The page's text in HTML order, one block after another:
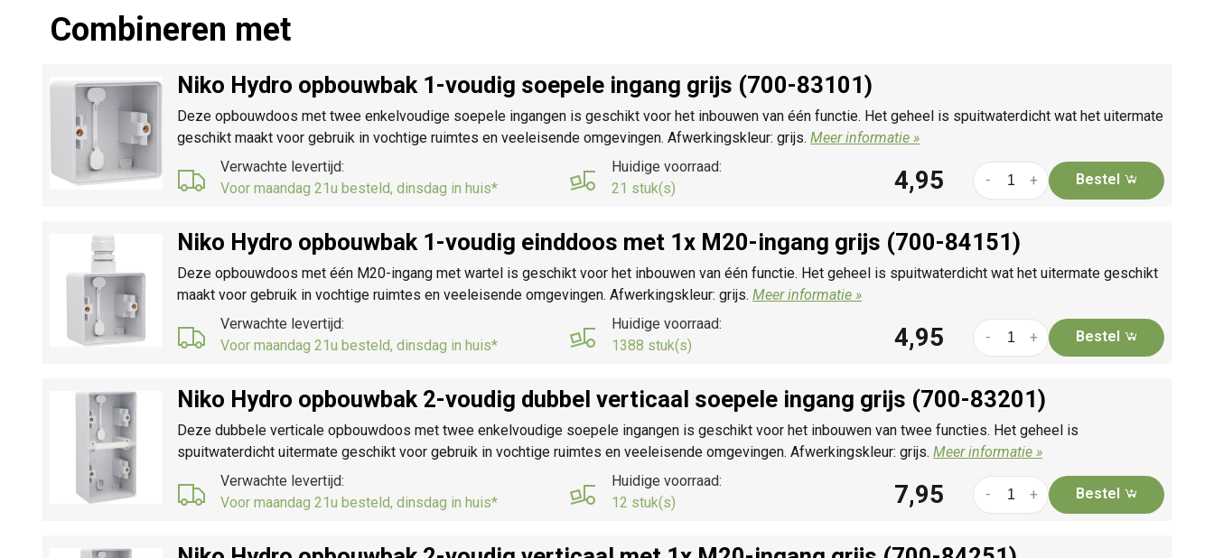
Combineren met
Niko Hydro opbouwbak 1-voudig soepele ingang grijs (700-83101)
Deze opbouwdoos met twee enkelvoudige soepele ingangen is geschikt voor het inbouwen van één functie. Het geheel is spuitwaterdicht wat het uitermate
geschikt maakt voor gebruik in vochtige ruimtes en veeleisende omgevingen. Afwerkingskleur: grijs. Meer informatie »
Verwachte levertijd:
Voor maandag 21u besteld, dinsdag in huis*
Huidige voorraad:
21 stuk(s)
4,95 +
- Bestel
Niko Hydro opbouwbak 1-voudig einddoos met 1x M20-ingang grijs (700-84151)
Deze opbouwdoos met één M20-ingang met wartel is geschikt voor het inbouwen van één functie. Het geheel is spuitwaterdicht wat het uitermate geschikt
maakt voor gebruik in vochtige ruimtes en veeleisende omgevingen. Afwerkingskleur: grijs. Meer informatie »
Verwachte levertijd:
Voor maandag 21u besteld, dinsdag in huis*
Huidige voorraad:
1388 stuk(s)
4,95 +
- Bestel
Niko Hydro opbouwbak 2-voudig dubbel verticaal soepele ingang grijs (700-83201)
Deze dubbele verticale opbouwdoos met twee enkelvoudige soepele ingangen is geschikt voor het inbouwen van twee functies. Het geheel is
spuitwaterdicht uitermate geschikt voor gebruik in vochtige ruimtes en veeleisende omgevingen. Afwerkingskleur: grijs. Meer informatie »
Verwachte levertijd:
Voor maandag 21u besteld, dinsdag in huis*
Huidige voorraad:
12 stuk(s)
7,95 +
- Bestel